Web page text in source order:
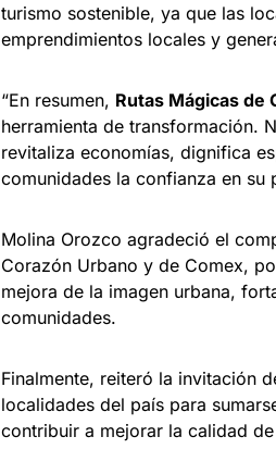
turismo sostenible, ya que las
emprendimientos locales y
“En resumen, Rutas Mágicas de
herramienta de transformación.
revitaliza economías, dignifica
comunidades la confianza en su
Molina Orozco agradeció el
Corazón Urbano y de Comex,
mejora de la imagen urbana,
comunidades.
Finalmente, reiteró la invitación
localidades del país para
contribuir a mejorar la calidad